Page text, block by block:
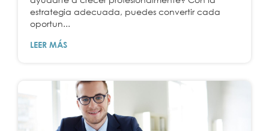
estrategia adecuada, puedes convertir cada
oportun...
LEER MÁS